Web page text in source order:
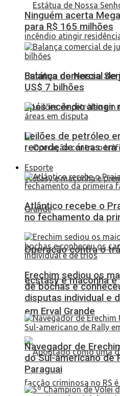
Estátua de Nossa
após incêndio atingir
Operação contra o
ecstasy e maconha
em Erval Grande
Ninguém acerta
para R$ 165 milhões
Balança comercial
US$ 7 bilhões
Leilões de petróleo
recorde de áreas em
Esporte
Atlântico recebe o
no fechamento da
Erechim sediou os
de bochas e
disputas individual e
Navegador de
do Sul-americano de
Paraguai